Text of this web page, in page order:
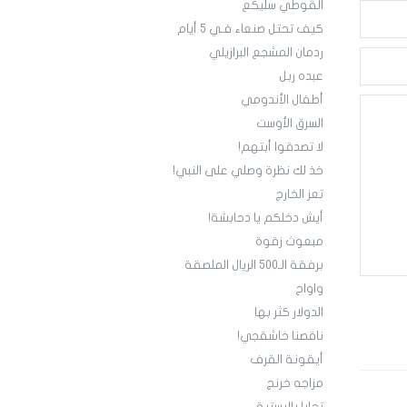
القوطي سليكع
كيف تحتل صنعاء فـي 5 أيام
ردمان المشجع البرازيلي
عبده ربل
أطفال الأندومي
السرق الأوست
لا تصدقوا أبتهم!
خذ لك نظرة وصلي على النبي!
تعز الخارج
أيش دخلكم يا دحابشة!
مبعوث زقوة
برفقة الـ500 الريال الملصقة
واواح
الدولار كثر بها
ناقصنا خاشقجي!
أيقونة القرف
مزاجه خرنج